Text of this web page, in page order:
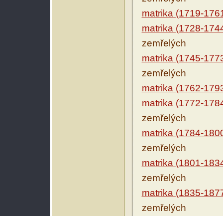
matrika (1719-
matrika (1728-
zemřelých
matrika (1745-
zemřelých
matrika (1762-
matrika (1772-
zemřelých
matrika (1784-
zemřelých
matrika (1801-
zemřelých
matrika (1835-
zemřelých